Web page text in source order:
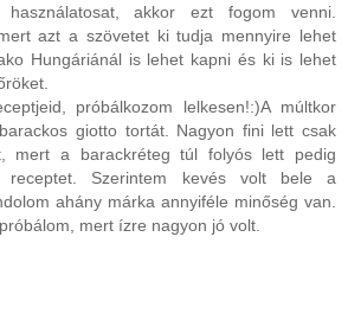
használatosat, akkor ezt fogom venni.
azt a szövetet ki tudja mennyire lehet
Hungáriánál is lehet kapni és ki is lehet
próbálkozom lelkesen!:)A múltkor
giotto tortát. Nagyon fini lett csak
mert a barackréteg túl folyós lett pedig
receptet. Szerintem kevés volt bele a
ahány márka annyiféle minőség van.
mert ízre nagyon jó volt.